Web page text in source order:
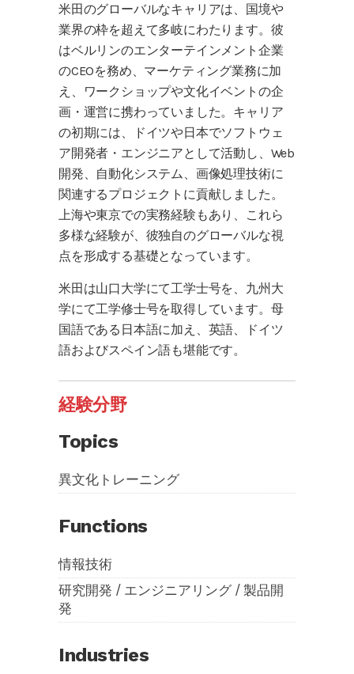
米田のグローバルなキャリアは、国境や
業界の枠を超えて多岐にわたります。彼
はベルリンのエンターテインメント企業
のCEOを務め、マーケティング業務に加
え、ワークショップや文化イベントの企
画・運営に携わっていました。キャリア
の初期には、ドイツや日本でソフトウェ
ア開発者・エンジニアとして活動し、Web
開発、自動化システム、画像処理技術に
関連するプロジェクトに貢献しました。
上海や東京での実務経験もあり、これら
多様な経験が、彼独自のグローバルな視
点を形成する基礎となっています。
米田は山口大学にて工学士号を、九州大
学にて工学修士号を取得しています。母
国語である日本語に加え、英語、ドイツ
語およびスペイン語も堪能です。
経験分野
Topics
異文化トレーニング
Functions
情報技術
研究開発 / エンジニアリング / 製品開
発
Industries